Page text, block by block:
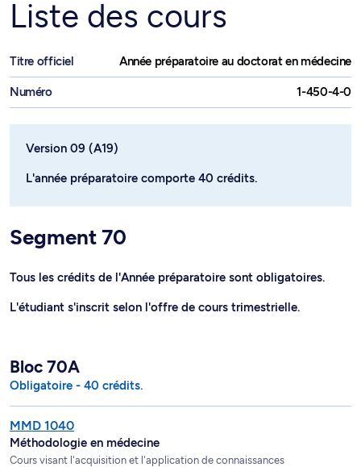
Liste des cours
Titre officiel Année préparatoire au doctorat en médecine
Numéro 1-450-4-0
Version 09 (A19)
L'année préparatoire comporte 40 crédits.
Segment 70
Tous les crédits de l'Année préparatoire sont obligatoires.
L'étudiant s'inscrit selon l'offre de cours trimestrielle.
Bloc 70A
Obligatoire - 40 crédits.
MMD 1040
Méthodologie en médecine
Cours visant l'acquisition et l'application de connaissances